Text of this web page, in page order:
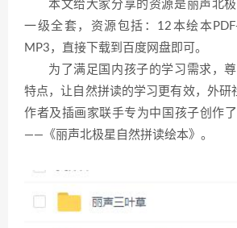
本文给大家分享的资源是丽声北
一级全套，资源包括：12本绘本
MP3，直接下载到百度网盘即可。
为了满足国内孩子的学习需求，
特点，让自然拼读的学习更有效，外研
作者及插画家联手专为中国孩子创作
——《丽声北极星自然拼读绘本》。